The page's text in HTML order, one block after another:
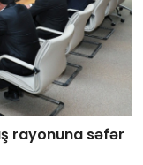
rayonuna səfər